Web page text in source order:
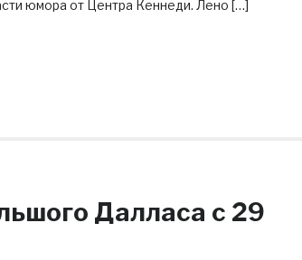
юмора от Центра Кеннеди. Лено […]
Далласа c 29